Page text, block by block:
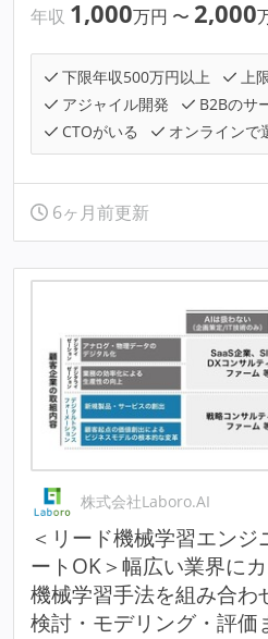
年収 1,000万円 〜 2,000
下限年収500万円以上
上
アジャイル開発
B2Bのサ
CTOがいる
オンラインで
6ヶ月前更新
株式会社Laboro.AI
＜リード機械学習エン
ートOK＞幅広い業界にカ
機械学習手法を組み合わ
検討・モデリング・評価